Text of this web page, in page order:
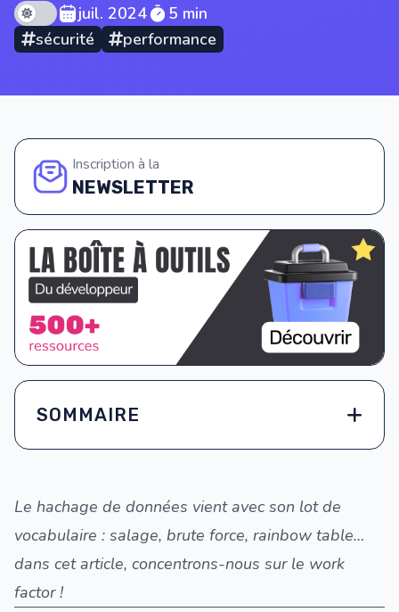
Theme modejuil. 2024
5 min
sécurité
performance
Inscription à la
NEWSLETTER
SOMMAIRE
Le hachage de données vient avec son lot de
vocabulaire : salage, brute force, rainbow table…
dans cet article, concentrons-nous sur le work
factor !